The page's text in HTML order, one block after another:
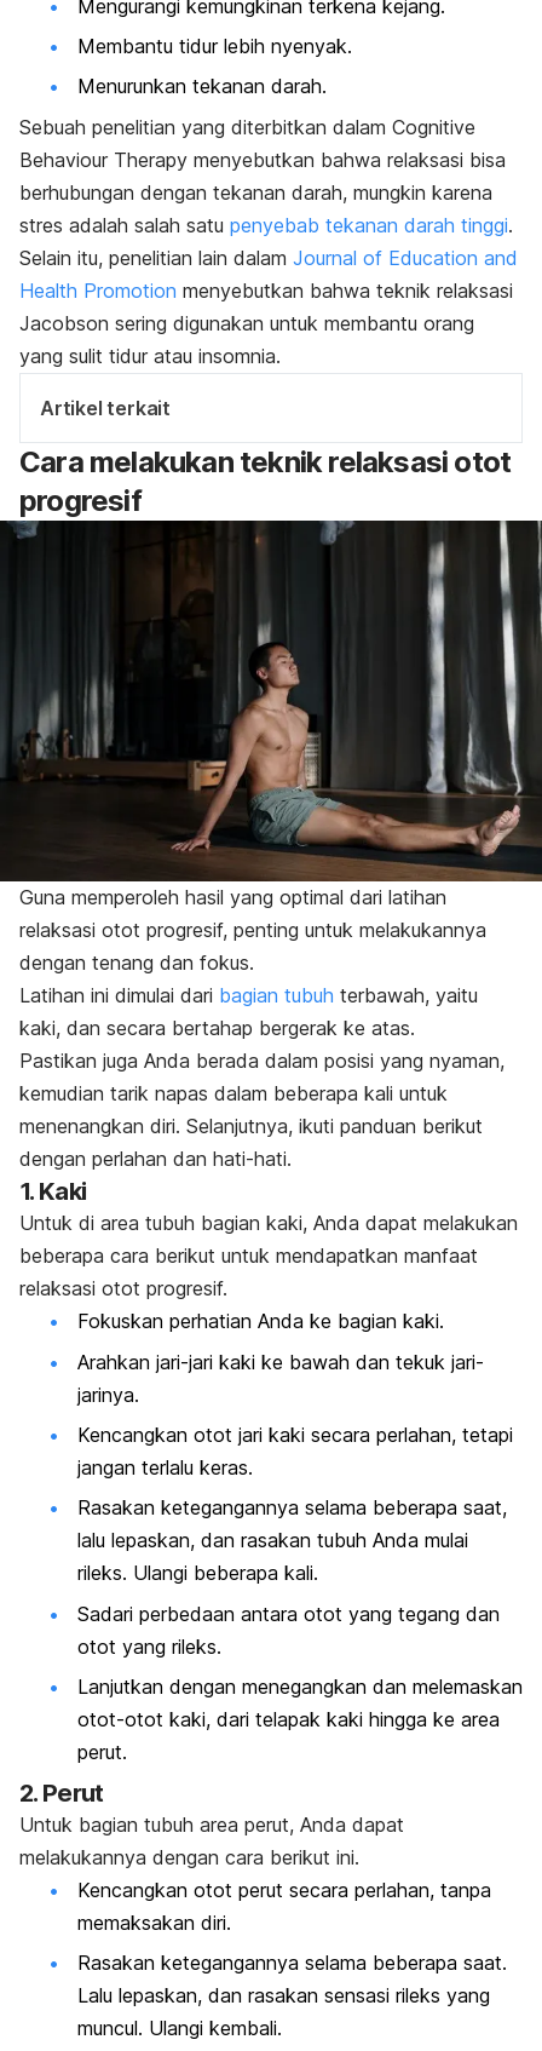
Mengurangi kemungkinan terkena kejang.
Membantu tidur lebih nyenyak.
Menurunkan tekanan darah.
Sebuah penelitian yang diterbitkan dalam Cognitive
Behaviour Therapy menyebutkan bahwa relaksasi bisa
berhubungan dengan tekanan darah, mungkin karena
stres adalah salah satu penyebab tekanan darah tinggi.
Selain itu, penelitian lain dalam Journal of Education and
Health Promotion menyebutkan bahwa teknik relaksasi
Jacobson sering digunakan untuk membantu orang
yang sulit tidur atau insomnia.
Artikel terkait
Cara melakukan teknik relaksasi otot
progresif
Guna memperoleh hasil yang optimal dari latihan
relaksasi otot progresif, penting untuk melakukannya
dengan tenang dan fokus.
Latihan ini dimulai dari bagian tubuh terbawah, yaitu
kaki, dan secara bertahap bergerak ke atas.
Pastikan juga Anda berada dalam posisi yang nyaman,
kemudian tarik napas dalam beberapa kali untuk
menenangkan diri. Selanjutnya, ikuti panduan berikut
dengan perlahan dan hati-hati.
1. Kaki
Untuk di area tubuh bagian kaki, Anda dapat melakukan
beberapa cara berikut untuk mendapatkan manfaat
relaksasi otot progresif.
Fokuskan perhatian Anda ke bagian kaki.
Arahkan jari-jari kaki ke bawah dan tekuk jari-
jarinya.
Kencangkan otot jari kaki secara perlahan, tetapi
jangan terlalu keras.
Rasakan ketegangannya selama beberapa saat,
lalu lepaskan, dan rasakan tubuh Anda mulai
rileks. Ulangi beberapa kali.
Sadari perbedaan antara otot yang tegang dan
otot yang rileks.
Lanjutkan dengan menegangkan dan melemaskan
otot-otot kaki, dari telapak kaki hingga ke area
perut.
2. Perut
Untuk bagian tubuh area perut, Anda dapat
melakukannya dengan cara berikut ini.
Kencangkan otot perut secara perlahan, tanpa
memaksakan diri.
Rasakan ketegangannya selama beberapa saat.
Lalu lepaskan, dan rasakan sensasi rileks yang
muncul. Ulangi kembali.